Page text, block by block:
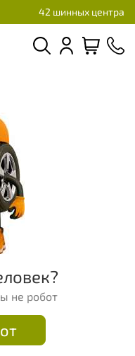
42 шинных центра
не робот